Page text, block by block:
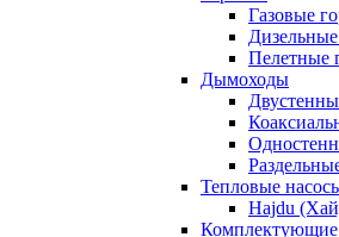
Газовые
Пелетные
Дымоходы
Тепловые
Hajdu
Комплектующие